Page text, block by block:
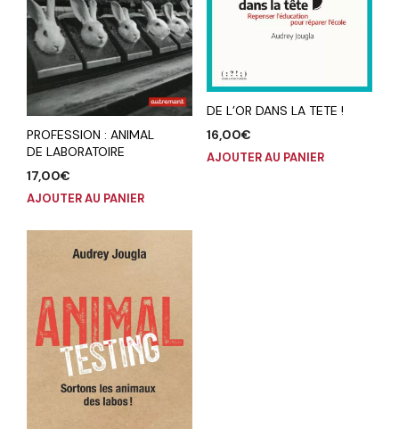
PROFESSION : ANIMAL
DE LABORATOIRE
17,00€
AJOUTER AU PANIER
DE L’OR DANS LA TETE !
16,00€
AJOUTER AU PANIER